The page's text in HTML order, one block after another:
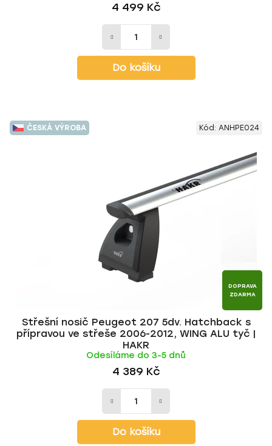
4 499 Kč
Do košíku
ČESKÁ VÝROBA
DOPRAVA
ZDARMA
Střešní nosič Peugeot 207 5dv. Hatchback s
přípravou ve střeše 2006-2012, WING ALU tyč |
HAKR
Odesíláme do 3-5 dnů
4 389 Kč
Do košíku
Kód: ANHPE024